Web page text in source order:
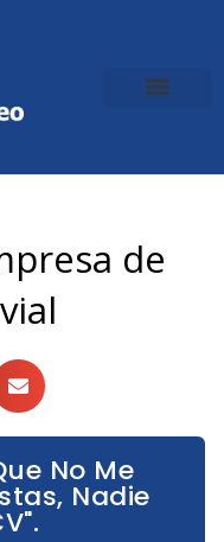
de
No Me
Nadie